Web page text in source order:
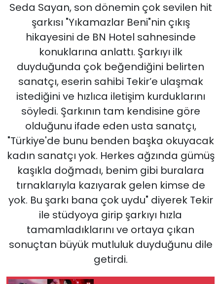
Seda Sayan, son dönemin çok sevilen hit
şarkısı "Yıkamazlar Beni"nin çıkış
hikayesini de BN Hotel sahnesinde
konuklarına anlattı. Şarkıyı ilk
duyduğunda çok beğendiğini belirten
sanatçı, eserin sahibi Tekir’e ulaşmak
istediğini ve hızlıca iletişim kurduklarını
söyledi. Şarkının tam kendisine göre
olduğunu ifade eden usta sanatçı,
"Türkiye'de bunu benden başka okuyacak
kadın sanatçı yok. Herkes ağzında gümüş
kaşıkla doğmadı, benim gibi buralara
tırnaklarıyla kazıyarak gelen kimse de
yok. Bu şarkı bana çok uydu" diyerek Tekir
ile stüdyoya girip şarkıyı hızla
tamamladıklarını ve ortaya çıkan
sonuçtan büyük mutluluk duyduğunu dile
getirdi.